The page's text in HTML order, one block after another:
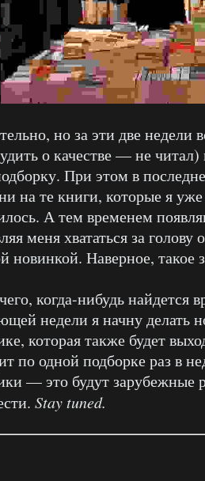
но за эти две
о качестве — не
При этом в
на те книги, которые я
А тем временем
меня хвататься за
новинкой. Наверное, такое
когда-нибудь найдется
недели я начну делать
которая также будет
по одной подборке раз в
— это будут зарубежные
Stay tuned.